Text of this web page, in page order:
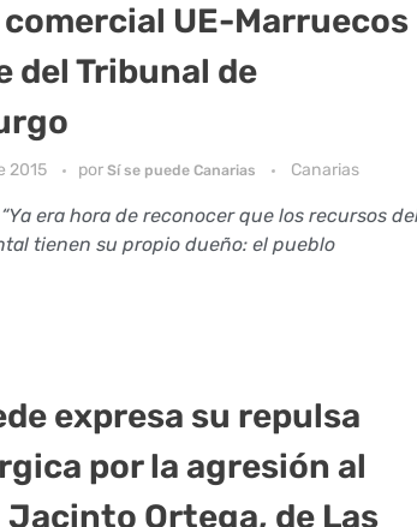
UE-Marruecos
del Tribunal de
2015 por Sí se puede Canarias Canarias
era hora de reconocer que los recursos
tienen su propio dueño: el pueblo
expresa su repulsa
por la agresión al
Ortega, de Las